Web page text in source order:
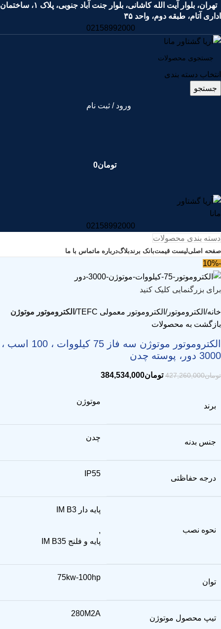
تهران، بلوار آیت الله کاشانی، بلوار جنت آباد جنوبی، پلاک ۱، ساختمان
اداری آتام، طبقه دوم، واحد ۳۵
02158992000
انتخاب دسته بندی
جستجو
ورود / ثبت نام
تومان0
02158992000
دسته بندی محصولات
صفحه اصلیلیست قیمتبانک برندبلاگدرباره ماتماس با ما
-10%
برای بزرگنمایی کلیک کنید
خانه الکتروموتور الکتروموتور معمولی TEFC
الکتروموتور موتوژن
بازگشت به محصولات
الکتروموتور موتوژن سه فاز 75 کیلووات ، 100 اسب ،
3000 دور، پوسته چدن
تومان427,260,000 تومان384,534,000
برند
موتوژن
جنس بدنه
چدن
درجه حفاظتی
IP55
نحوه نصب
پایه دار IM B3
,
پایه و فلنج IM B35
توان
75kw-100hp
تیپ محصول موتوژن
280M2A